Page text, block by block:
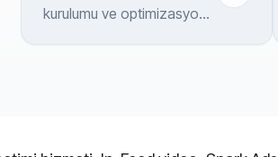
kurulumu ve optimizasyonu